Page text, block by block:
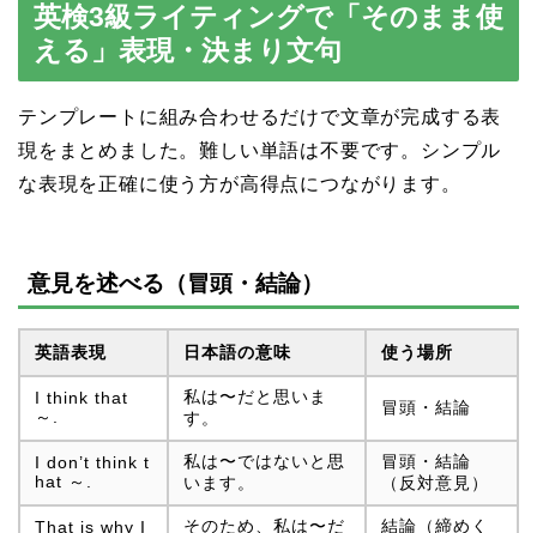
英検3級ライティングで「そのまま使
える」表現・決まり文句
テンプレートに組み合わせるだけで文章が完成する表
現をまとめました。難しい単語は不要です。シンプル
な表現を正確に使う方が高得点につながります。
意見を述べる（冒頭・結論）
英語表現 日本語の意味 使う場所
I think that
～.
私は〜だと思いま
す。
冒頭・結論
I don’t think t
hat ～.
私は〜ではないと思
います。
冒頭・結論
（反対意見）
That is why I
そのため、私は〜だ
結論（締めく